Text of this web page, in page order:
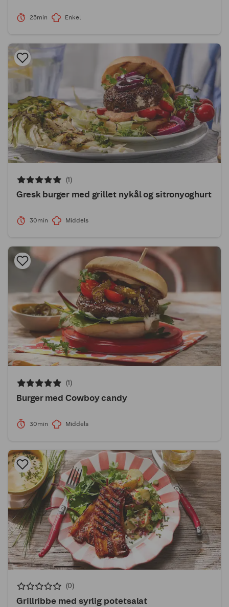
25min Enkel
(1)
Gresk burger med grillet nykål og sitronyoghurt
30min Middels
(1)
Burger med Cowboy candy
30min Middels
(0)
Grillribbe med syrlig potetsalat